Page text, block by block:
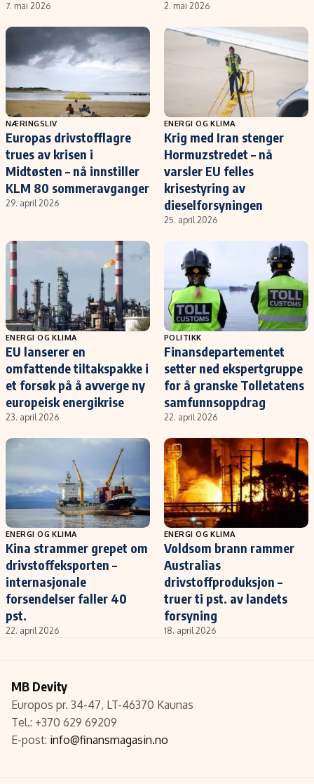
7. mai 2026 2. mai 2026
NÆRINGSLIV
Europas drivstofflagre
trues av krisen i
Midtøsten – nå innstiller
KLM 80 sommeravganger
29. april 2026
ENERGI OG KLIMA
Krig med Iran stenger
Hormuzstredet – nå
varsler EU felles
krisestyring av
dieselforsyningen
25. april 2026
ENERGI OG KLIMA
EU lanserer en
omfattende tiltakspakke i
et forsøk på å avverge ny
europeisk energikrise
23. april 2026
POLITIKK
Finansdepartementet
setter ned ekspertgruppe
for å granske Tolletatens
samfunnsoppdrag
22. april 2026
ENERGI OG KLIMA
Kina strammer grepet om
drivstoffeksporten –
internasjonale
forsendelser faller 40
pst.
22. april 2026
ENERGI OG KLIMA
Voldsom brann rammer
Australias
drivstoffproduksjon –
truer ti pst. av landets
forsyning
18. april 2026
MB Devity
Europos pr. 34-47, LT-46370 Kaunas
Tel.: +370 629 69209
E-post: info@finansmagasin.no